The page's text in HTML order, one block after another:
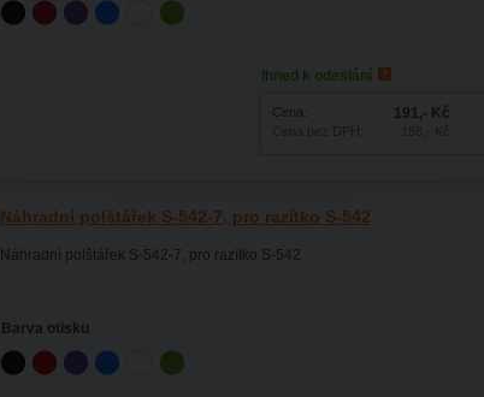
Ihned k odeslání
Cena: 191,- Kč
Náhradní polštářek S-542-7, pro razítko S-542
Náhradní polštářek S-542-7, pro razítko S-542
Barva otisku